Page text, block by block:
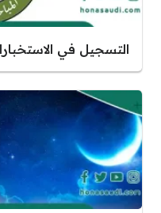
التسجيل في الاستخبارات